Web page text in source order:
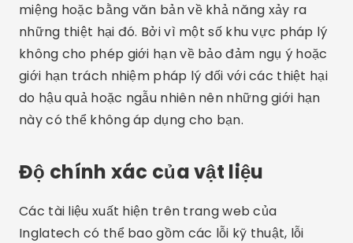
miệng hoặc bằng văn bản về khả năng xảy ra
những thiệt hại đó. Bởi vì một số khu vực pháp lý
không cho phép giới hạn về bảo đảm ngụ ý hoặc
giới hạn trách nhiệm pháp lý đối với các thiệt hại
do hậu quả hoặc ngẫu nhiên nên những giới hạn
này có thể không áp dụng cho bạn.
Độ chính xác của vật liệu
Các tài liệu xuất hiện trên trang web của
Inglatech có thể bao gồm các lỗi kỹ thuật, lỗi